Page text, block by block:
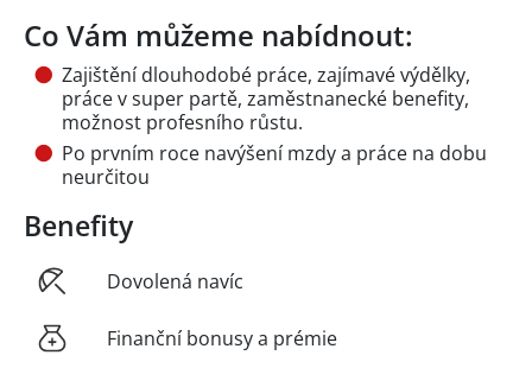
Co Vám můžeme nabídnout:
Zajištění dlouhodobé práce, zajímavé výdělky,
práce v super partě, zaměstnanecké benefity,
možnost profesního růstu.
Po prvním roce navýšení mzdy a práce na dobu
neurčitou
Benefity
Dovolená navíc
Finanční bonusy a prémie